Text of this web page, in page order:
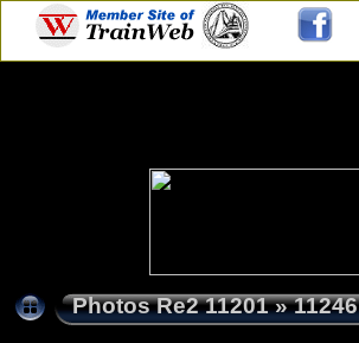
Photos Re2 11201»11246